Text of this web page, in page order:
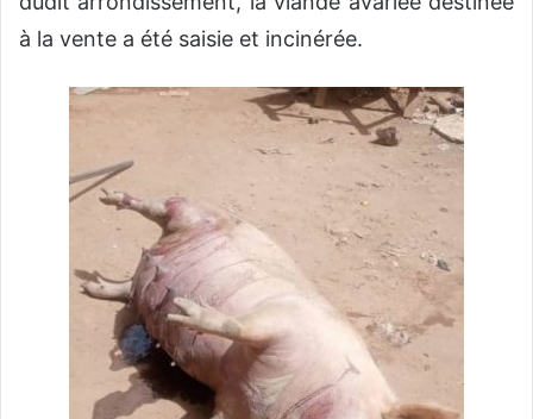
à la vente a été saisie et incinérée.